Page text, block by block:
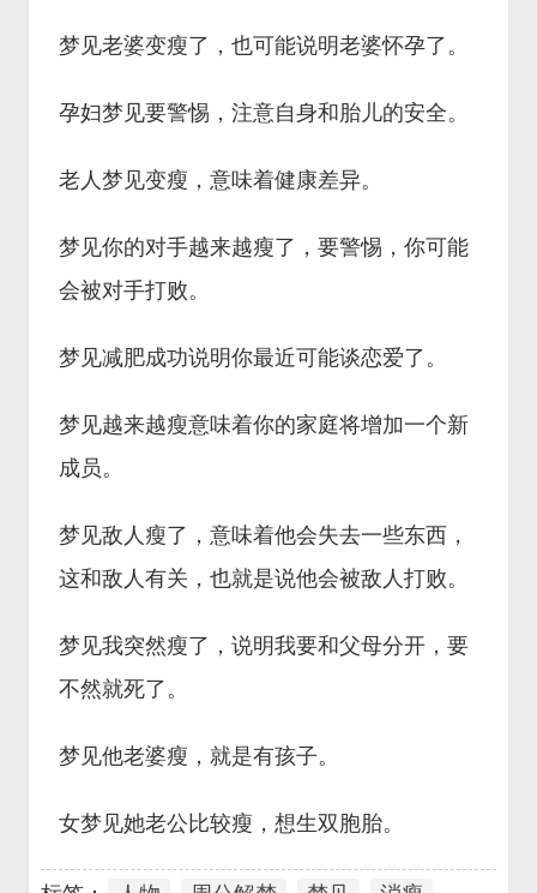
梦见老婆变瘦了，也可能说明老婆怀孕了。
孕妇梦见要警惕，注意自身和胎儿的安全。
老人梦见变瘦，意味着健康差异。
梦见你的对手越来越瘦了，要警惕，你可能
会被对手打败。
梦见减肥成功说明你最近可能谈恋爱了。
梦见越来越瘦意味着你的家庭将增加一个新
成员。
梦见敌人瘦了，意味着他会失去一些东西，
这和敌人有关，也就是说他会被敌人打败。
梦见我突然瘦了，说明我要和父母分开，要
不然就死了。
梦见他老婆瘦，就是有孩子。
女梦见她老公比较瘦，想生双胞胎。